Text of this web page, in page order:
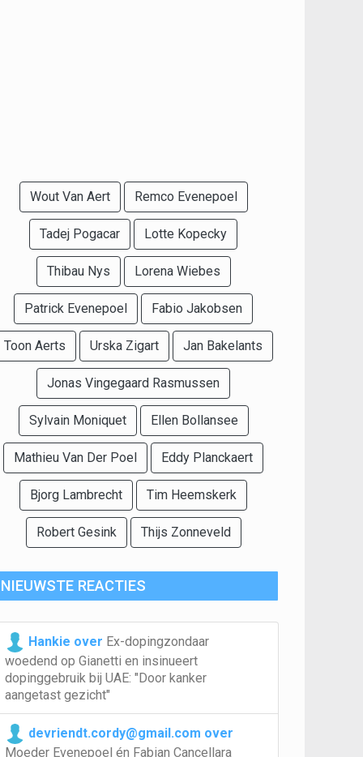
Wout Van Aert Remco Evenepoel
Tadej Pogacar Lotte Kopecky
Thibau Nys Lorena Wiebes
Patrick Evenepoel Fabio Jakobsen
Toon Aerts Urska Zigart Jan Bakelants
Jonas Vingegaard Rasmussen
Sylvain Moniquet Ellen Bollansee
Mathieu Van Der Poel Eddy Planckaert
Bjorg Lambrecht Tim Heemskerk
Robert Gesink Thijs Zonneveld
NIEUWSTE REACTIES
Hankie over Ex-dopingzondaar
woedend op Gianetti en insinueert
dopinggebruik bij UAE: "Door kanker
aangetast gezicht"
devriendt.cordy@gmail.com over
Moeder Evenepoel én Fabian Cancellara